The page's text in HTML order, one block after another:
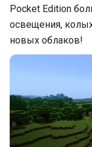
Pocket Edition
освещения,
новых облаков!